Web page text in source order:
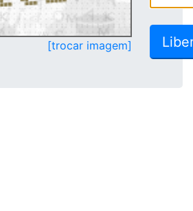
[trocar imagem]